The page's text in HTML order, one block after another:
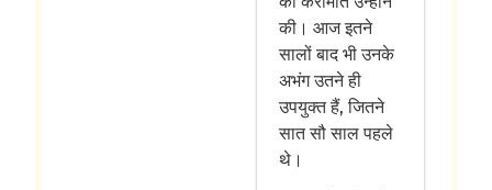
की। आज इतने
सालों बाद भी उनके
अभंग उतने ही
उपयुक्त हैं, जितने
सात सौ साल पहले
थे।